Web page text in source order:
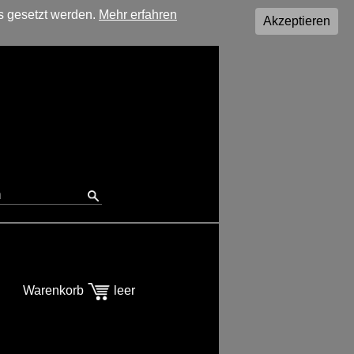
Akzeptieren
gesetzt werden. Mehr erfahren
Warenkorb leer